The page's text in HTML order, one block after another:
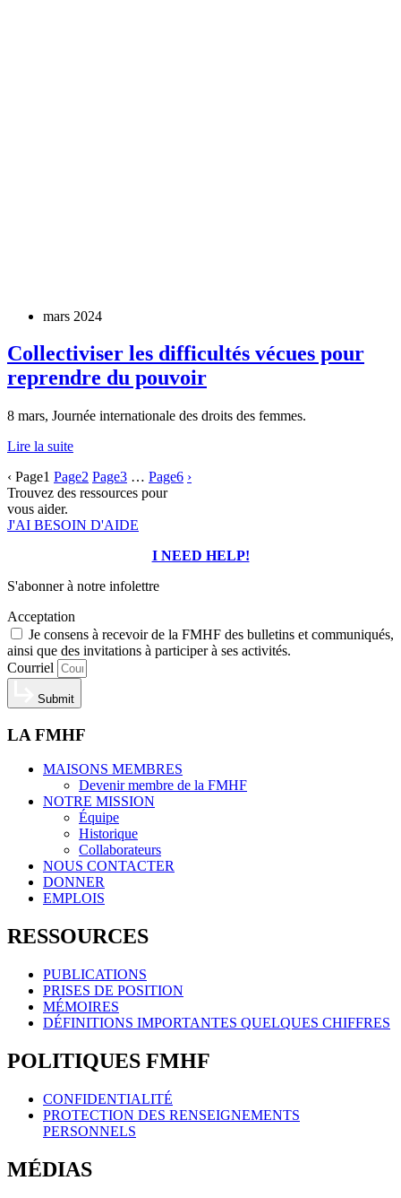
mars 2024
Collectiviser les difficultés vécues pour
reprendre du pouvoir
8 mars, Journée internationale des droits des femmes.
Lire la suite
‹ Page1 Page2 Page3 … Page6 ›
Trouvez des ressources pour
vous aider.
J'AI BESOIN D'AIDE
I NEED HELP!
S'abonner à notre infolettre
Acceptation
Je consens à recevoir de la FMHF des bulletins et communiqués,
ainsi que des invitations à participer à ses activités.
Courriel
Submit
LA FMHF
MAISONS MEMBRES
Devenir membre de la FMHF
NOTRE MISSION
Équipe
Historique
Collaborateurs
NOUS CONTACTER
DONNER
EMPLOIS
RESSOURCES
PUBLICATIONS
PRISES DE POSITION
MÉMOIRES
DÉFINITIONS IMPORTANTES QUELQUES CHIFFRES
POLITIQUES FMHF
CONFIDENTIALITÉ
PROTECTION DES RENSEIGNEMENTS
PERSONNELS
MÉDIAS